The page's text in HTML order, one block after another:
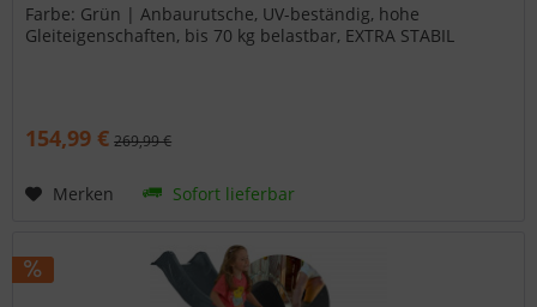
Farbe: Grün | Anbaurutsche, UV-beständig, hohe
Gleiteigenschaften, bis 70 kg belastbar, EXTRA STABIL
154,99 € 269,99 €
Merken Sofort lieferbar